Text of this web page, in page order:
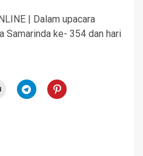
| Dalam upacara
Samarinda ke- 354 dan hari